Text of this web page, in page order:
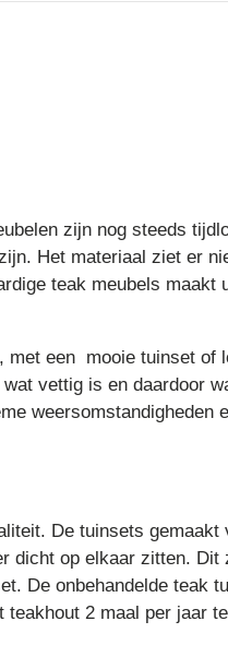
zijn nog steeds
Het materiaal ziet er
teak meubels
een mooie tuinset
vettig is en daardoor
weersomstandigheden
De tuinsets
dicht op elkaar zitten.
De onbehandelde teak
2 maal per jaar